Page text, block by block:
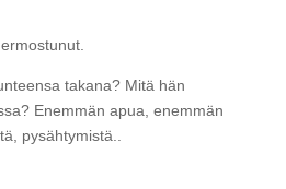
takana? Mitä hän
Enemmän apua, enemmän
pysähtymistä..